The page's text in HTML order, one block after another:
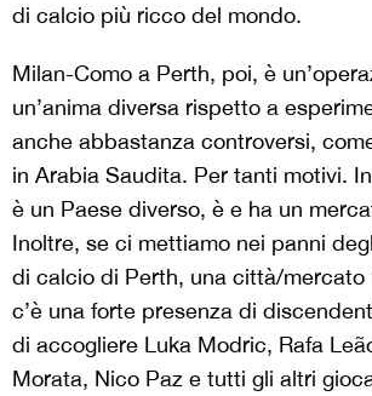
di calcio più ricco del mondo.
Milan-Como a Perth, poi, è
un’anima diversa rispetto a
anche abbastanza controversi,
in Arabia Saudita. Per tanti motivi.
è un Paese diverso, è e ha un
Inoltre, se ci mettiamo nei panni
di calcio di Perth, una città/mercato
c’è una forte presenza di
di accogliere Luka Modric, Rafa
Morata, Nico Paz e tutti gli altri